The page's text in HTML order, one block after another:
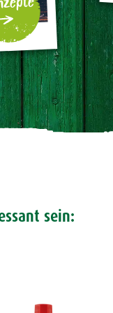
sein: